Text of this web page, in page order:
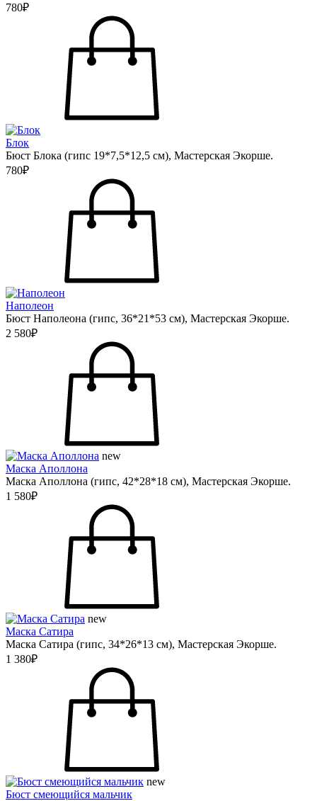
780₽
Блок
Бюст Блока (гипс 19*7,5*12,5 см), Мастерская Экорше.
780₽
Наполеон
Бюст Наполеона (гипс, 36*21*53 см), Мастерская Экорше.
2 580₽
new
Маска Аполлона
Маска Аполлона (гипс, 42*28*18 см), Мастерская Экорше.
1 580₽
new
Маска Сатира
Маска Сатира (гипс, 34*26*13 см), Мастерская Экорше.
1 380₽
new
Бюст смеющийся мальчик